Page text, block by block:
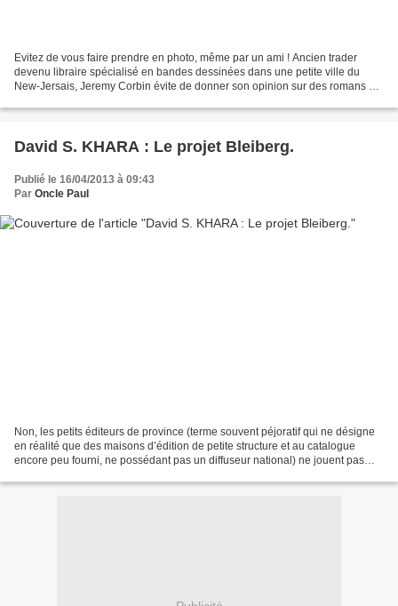
Evitez de vous faire prendre en photo, même par un ami ! Ancien trader
devenu libraire spécialisé en bandes dessinées dans une petite ville du
New-Jersais, Jeremy Corbin évite de donner son opinion sur des romans ou
David S. KHARA : Le projet Bleiberg.
Publié le 16/04/2013 à 09:43
Par Oncle Paul
Non, les petits éditeurs de province (terme souvent péjoratif qui ne désigne
en réalité que des maisons d’édition de petite structure et au catalogue
encore peu fourni, ne possédant pas un diffuseur national) ne jouent pas